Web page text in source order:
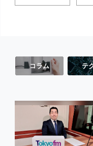
コラム テ